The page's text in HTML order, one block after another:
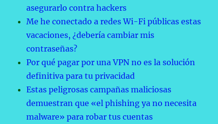
asegurarlo contra hackers
Me he conectado a redes Wi-Fi públicas estas
vacaciones, ¿debería cambiar mis
contraseñas?
Por qué pagar por una VPN no es la solución
definitiva para tu privacidad
Estas peligrosas campañas maliciosas
demuestran que «el phishing ya no necesita
malware» para robar tus cuentas